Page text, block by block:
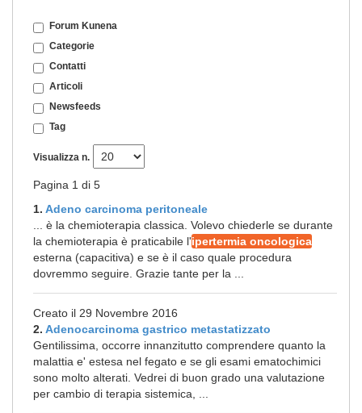
Forum Kunena
Categorie
Contatti
Articoli
Newsfeeds
Tag
Visualizza n.
Pagina 1 di 5
1. Adeno carcinoma peritoneale
... è la chemioterapia classica. Volevo chiederle se durante
la chemioterapia è praticabile l'ipertermia oncologica
esterna (capacitiva) e se è il caso quale procedura
dovremmo seguire. Grazie tante per la ...
Creato il 29 Novembre 2016
2. Adenocarcinoma gastrico metastatizzato
Gentilissima, occorre innanzitutto comprendere quanto la
malattia e' estesa nel fegato e se gli esami ematochimici
sono molto alterati. Vedrei di buon grado una valutazione
per cambio di terapia sistemica, ...